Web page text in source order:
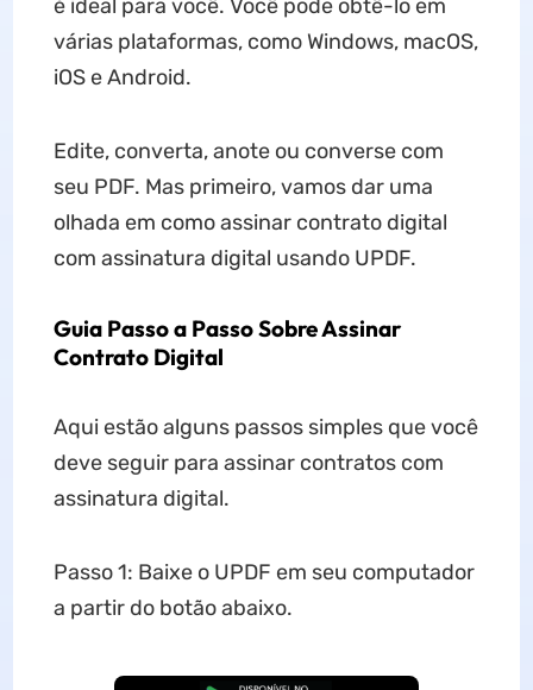
é ideal para você. Você pode obtê-lo em
várias plataformas, como Windows, macOS,
iOS e Android.
Edite, converta, anote ou converse com
seu PDF. Mas primeiro, vamos dar uma
olhada em como assinar contrato digital
com assinatura digital usando UPDF.
Guia Passo a Passo Sobre Assinar
Contrato Digital
Aqui estão alguns passos simples que você
deve seguir para assinar contratos com
assinatura digital.
Passo 1: Baixe o UPDF em seu computador
a partir do botão abaixo.